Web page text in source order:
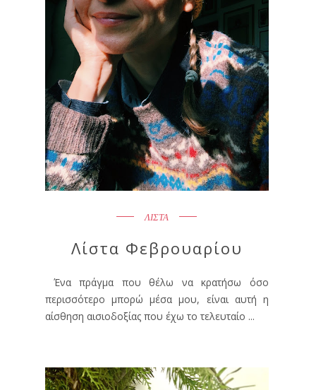
ΛΙΣΤΑ
Λίστα Φεβρουαρίου
Ένα πράγμα που θέλω να κρατήσω όσο
περισσότερο μπορώ μέσα μου, είναι αυτή η
αίσθηση αισιοδοξίας που έχω το τελευταίο ...